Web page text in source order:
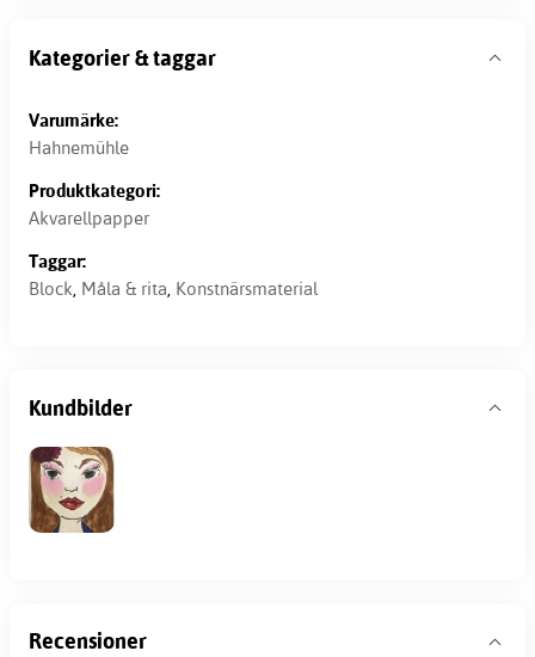
Kategorier & taggar
Varumärke:
Hahnemühle
Produktkategori:
Akvarellpapper
Taggar:
Block, Måla & rita, Konstnärsmaterial
Kundbilder
Recensioner